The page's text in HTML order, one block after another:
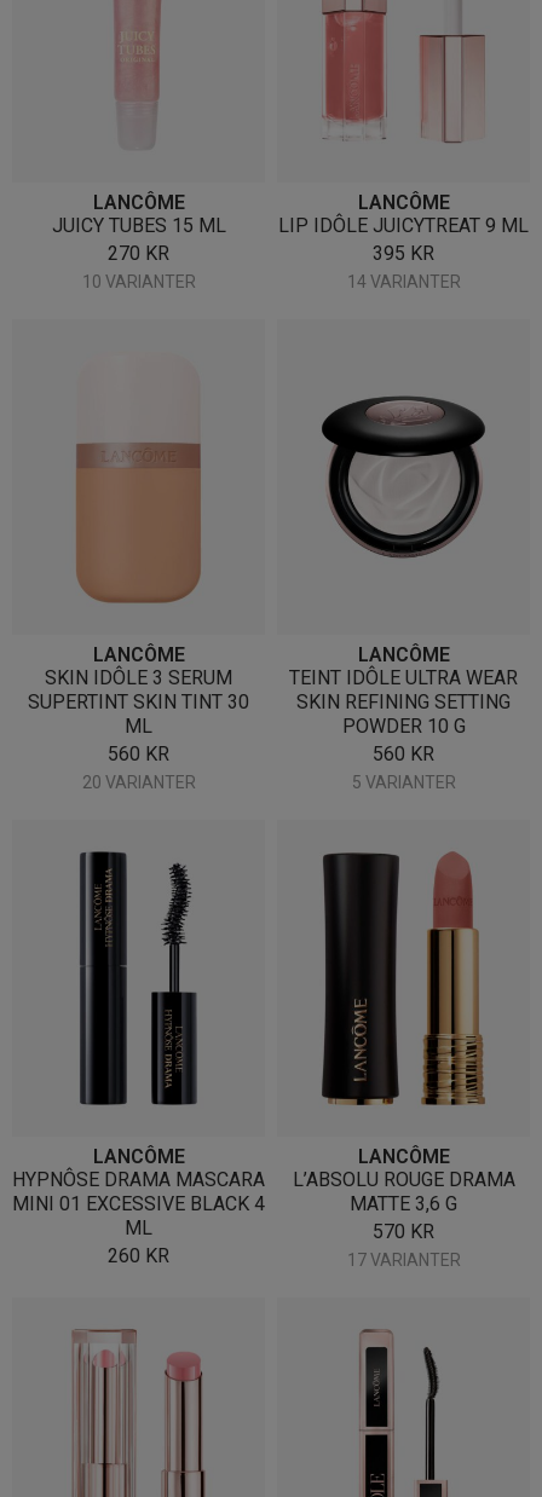
LANCÔME
JUICY TUBES 15 ML
270 KR
10 VARIANTER
LANCÔME
LIP IDÔLE JUICYTREAT 9 ML
395 KR
14 VARIANTER
LANCÔME
SKIN IDÔLE 3 SERUM
SUPERTINT SKIN TINT 30
ML
560 KR
20 VARIANTER
LANCÔME
TEINT IDÔLE ULTRA WEAR
SKIN REFINING SETTING
POWDER 10 G
560 KR
5 VARIANTER
LANCÔME
HYPNÔSE DRAMA MASCARA
MINI 01 EXCESSIVE BLACK 4
ML
260 KR
LANCÔME
L’ABSOLU ROUGE DRAMA
MATTE 3,6 G
570 KR
17 VARIANTER